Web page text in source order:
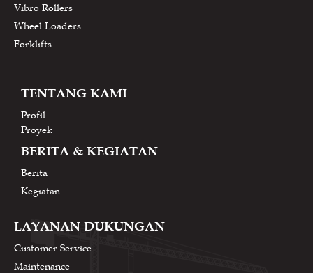
Vibro Rollers
Wheel Loaders
Forklifts
TENTANG KAMI
Profil
Proyek
BERITA & KEGIATAN
Berita
Kegiatan
LAYANAN DUKUNGAN
Customer Service
Maintenance